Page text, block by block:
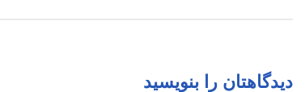
دیدگاهتان را بنویسید